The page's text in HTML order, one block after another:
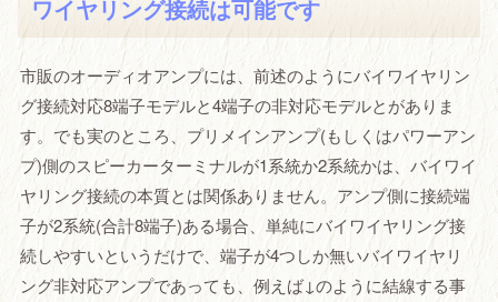
ワイヤリング接続は可能です
市販のオーディオアンプには、前述のようにバイワイヤリン
グ接続対応8端子モデルと4端子の非対応モデルとがありま
す。でも実のところ、プリメインアンプ(もしくはパワーアン
プ)側のスピーカーターミナルが1系統か2系統かは、バイワイ
ヤリング接続の本質とは関係ありません。アンプ側に接続端
子が2系統(合計8端子)ある場合、単純にバイワイヤリング接
続しやすいというだけで、端子が4つしか無いバイワイヤリ
ング非対応アンプであっても、例えば↓のように結線する事